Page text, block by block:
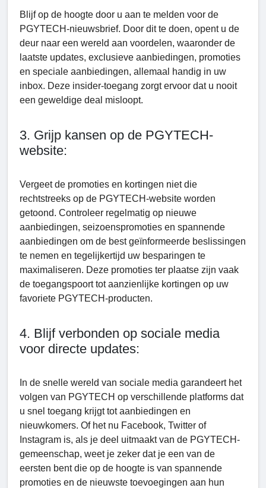
Blijf op de hoogte door u aan te melden voor de
PGYTECH-nieuwsbrief. Door dit te doen, opent u de
deur naar een wereld aan voordelen, waaronder de
laatste updates, exclusieve aanbiedingen, promoties
en speciale aanbiedingen, allemaal handig in uw
inbox. Deze insider-toegang zorgt ervoor dat u nooit
een geweldige deal misloopt.
3. Grijp kansen op de PGYTECH-
website:
Vergeet de promoties en kortingen niet die
rechtstreeks op de PGYTECH-website worden
getoond. Controleer regelmatig op nieuwe
aanbiedingen, seizoenspromoties en spannende
aanbiedingen om de best geïnformeerde beslissingen
te nemen en tegelijkertijd uw besparingen te
maximaliseren. Deze promoties ter plaatse zijn vaak
de toegangspoort tot aanzienlijke kortingen op uw
favoriete PGYTECH-producten.
4. Blijf verbonden op sociale media
voor directe updates:
In de snelle wereld van sociale media garandeert het
volgen van PGYTECH op verschillende platforms dat
u snel toegang krijgt tot aanbiedingen en
nieuwkomers. Of het nu Facebook, Twitter of
Instagram is, als je deel uitmaakt van de PGYTECH-
gemeenschap, weet je zeker dat je een van de
eersten bent die op de hoogte is van spannende
promoties en de nieuwste toevoegingen aan hun